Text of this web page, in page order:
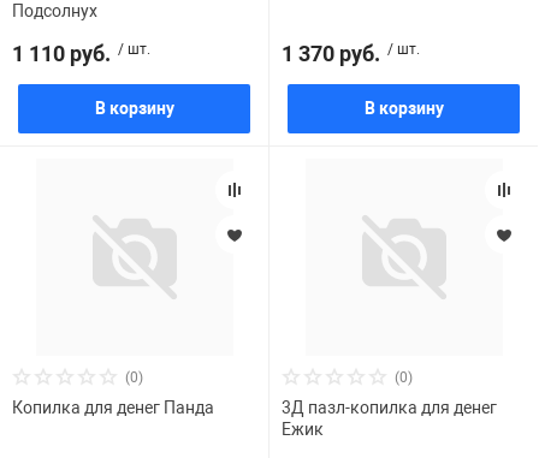
Подсолнух
1 110 руб. / шт.
В корзину
1 370 руб. / шт.
В корзину
(0)
Копилка для денег Панда
(0)
3Д пазл-копилка для денег
Ежик